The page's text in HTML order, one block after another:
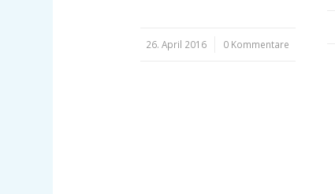
26. April 2016
/ 0 Kommentare